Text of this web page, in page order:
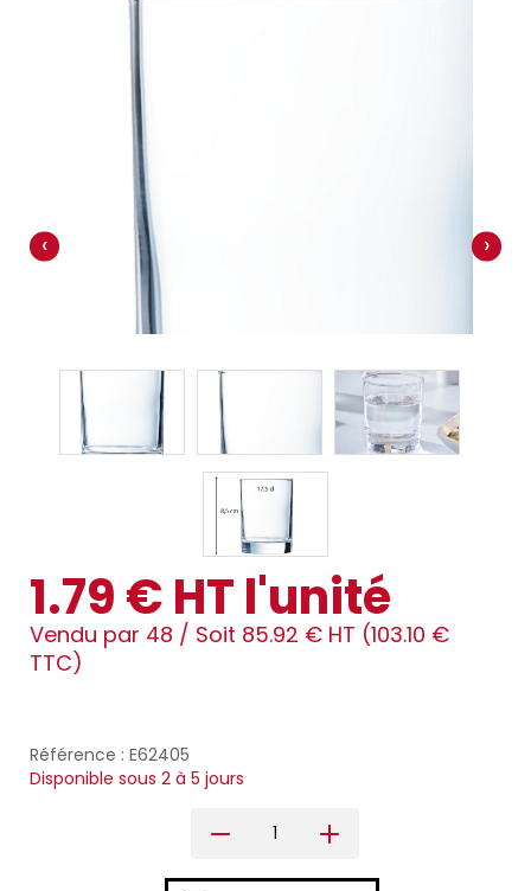
‹ ›
1.79 € HT l'unité
Vendu par 48 / Soit 85.92 € HT (103.10 €
TTC)
Référence : E62405
Disponible sous 2 à 5 jours